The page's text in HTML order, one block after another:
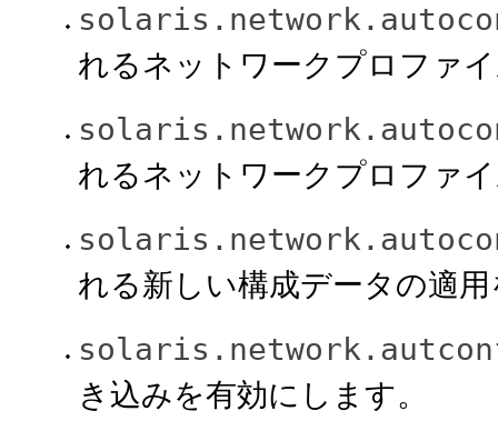
れるネットワークプロファ
れるネットワークプロファ
れる新しい構成データの適
き込みを有効にします。